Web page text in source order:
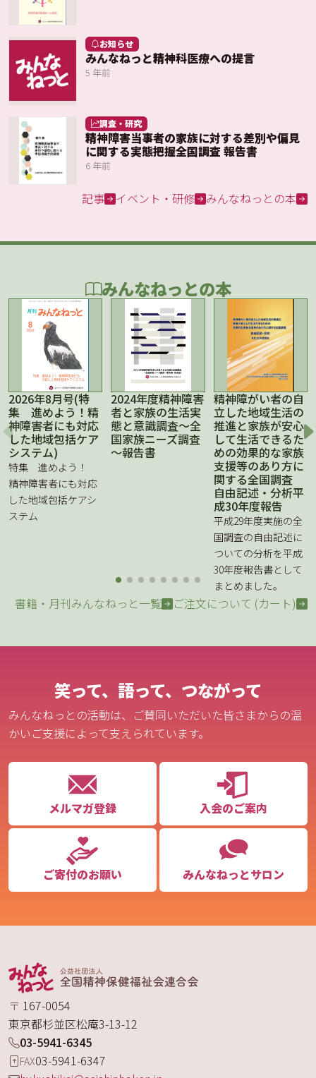
お知らせ
みんなねっと精神科医療への提言
5 年前
調査・研究
精神障害当事者の家族に対する差別や偏見
に関する実態把握全国調査 報告書
6 年前
記事 イベント・研修 みんなねっとの本
みんなねっとの本
2026年8月号(特
集 進めよう！精
神障害者にも対応
した地域包括ケア
システム)
特集 進めよう！
精神障害者にも対応
した地域包括ケアシ
ステム
2024年度精神障害
者と家族の生活実
態と意識調査～全
国家族ニーズ調査
～報告書
精神障がい者の自
立した地域生活の
推進と家族が安心
して生活できるた
めの効果的な家族
支援等のあり方に
関する全国調査
自由記述・分析平
成30年度報告
平成29年度実施の全
国調査の自由記述に
ついての分析を平成
30年度報告書として
まとめました。
書籍・月刊みんなねっと一覧 ご注文について (カート)
笑って、語って、つながって
みんなねっとの活動は、ご賛同いただいた皆さまからの温
かいご支援によって支えられています。
メルマガ登録 入会のご案内
ご寄付のお願い みんなねっとサロン
〒 167-0054
東京都杉並区松庵3-13-12
03-5941-6345
FAX03-5941-6347